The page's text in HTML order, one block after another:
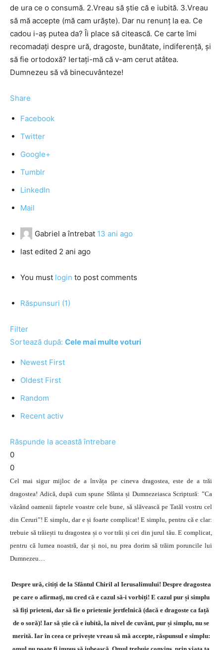
de ura ce o consumă. 2.Vreau să ştie că e iubită. 3.Vreau
să mă accepte (mă cam urăşte). Dar nu renunţ la ea. Ce
cadou i-aş putea da? Îi place să citească. Ce carte îmi
recomadaţi despre ură, dragoste, bunătate, indiferenţă, şi
să fie ortodoxă? Iertaţi-mă că v-am cerut atâtea.
Dumnezeu să vă binecuvânteze!
Share
Facebook
Twitter
Google+
Tumblr
LinkedIn
Mail
Gabriel a întrebat 13 ani ago
last edited 2 ani ago
You must login to post comments
Răspunsuri (1)
Filter
Sortează după: Cele mai multe voturi
Newest First
Oldest First
Random
Recent activ
Răspunde la această întrebare
0
0
Cel mai sigur mijloc de a învăța pe cineva dragostea, este de a trăi
dragostea! Adică, după cum spune Sfânta și Dumnezeiasca Scriptură: ”Ca
văzând oamenii faptele voastre cele bune, să slăvească pe Tatăl vostru cel
din Ceruri”! E simplu, dar e și foarte complicat! E simplu, pentru că e clar:
trebuie să trăiești tu dragostea și o vor trăi și cei din jurul tău. E complicat,
pentru că lumea noastră, dar și noi, nu prea dorim să trăim poruncile lui
Dumnezeu…
Despre ură, citiți de la Sfântul Chiril al Ierusalimului! Despre dragostea
pe care o afirmați, nu cred că e cazul să-i vorbiți! E cazul pur și simplu
să fiți prieteni, dar să fie o prietenie jertfelnică (dacă e dragoste ca față
de o soră)! Iar să știe că e iubită, la nivel de cuvânt, pur și simplu, nu se
merită. Iar în ceea ce privește vreau să mă accepte, răspunsul e simplu: